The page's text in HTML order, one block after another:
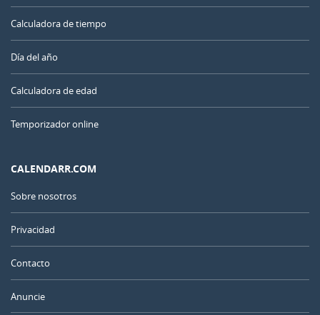
Calculadora de tiempo
Día del año
Calculadora de edad
Temporizador online
CALENDARR.COM
Sobre nosotros
Privacidad
Contacto
Anuncie